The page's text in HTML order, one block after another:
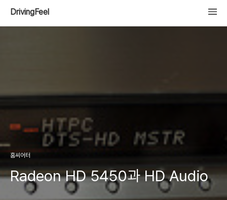
DrivingFeel
홈씨어터
Radeon HD 5450과 HD Audio